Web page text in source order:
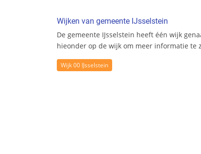
Wijken van gemeente IJsselstein
De gemeente IJsselstein heeft één wijk
hieonder op de wijk om meer informatie te
Wijk 00 IJsselstein